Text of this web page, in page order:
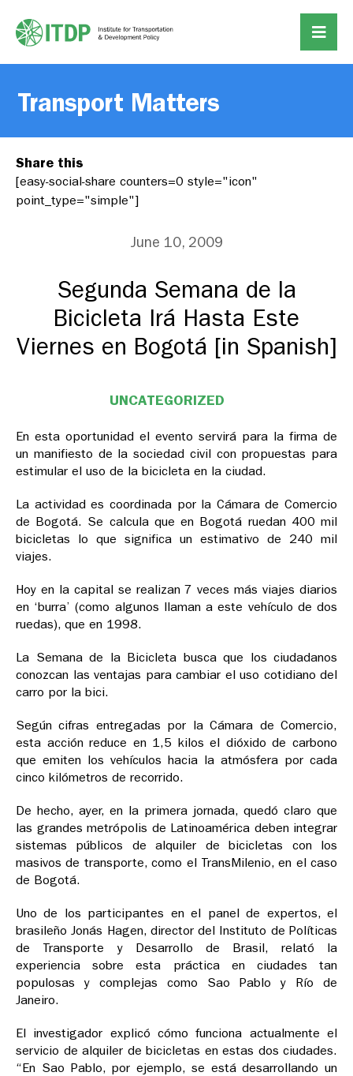
Transport Matters
Share this
[easy-social-share counters=0 style="icon"
point_type="simple"]
June 10, 2009
Segunda Semana de la
Bicicleta Irá Hasta Este
Viernes en Bogotá [in Spanish]
UNCATEGORIZED
En esta oportunidad el evento servirá para la firma de
un manifiesto de la sociedad civil con propuestas para
estimular el uso de la bicicleta en la ciudad.
La actividad es coordinada por la Cámara de Comercio
de Bogotá. Se calcula que en Bogotá ruedan 400 mil
bicicletas lo que significa un estimativo de 240 mil
viajes.
Hoy en la capital se realizan 7 veces más viajes diarios
en ‘burra’ (como algunos llaman a este vehículo de dos
ruedas), que en 1998.
La Semana de la Bicicleta busca que los ciudadanos
conozcan las ventajas para cambiar el uso cotidiano del
carro por la bici.
Según cifras entregadas por la Cámara de Comercio,
esta acción reduce en 1,5 kilos el dióxido de carbono
que emiten los vehículos hacia la atmósfera por cada
cinco kilómetros de recorrido.
De hecho, ayer, en la primera jornada, quedó claro que
las grandes metrópolis de Latinoamérica deben integrar
sistemas públicos de alquiler de bicicletas con los
masivos de transporte, como el TransMilenio, en el caso
de Bogotá.
Uno de los participantes en el panel de expertos, el
brasileño Jonás Hagen, director del Instituto de Políticas
de Transporte y Desarrollo de Brasil, relató la
experiencia sobre esta práctica en ciudades tan
populosas y complejas como Sao Pablo y Río de
Janeiro.
El investigador explicó cómo funciona actualmente el
servicio de alquiler de bicicletas en estas dos ciudades.
“En Sao Pablo, por ejemplo, se está desarrollando un